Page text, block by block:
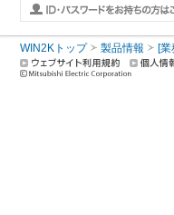
WIN2Kトップ 製品情報 [